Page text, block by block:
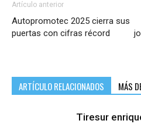
Artículo anterior
Autopromotec 2025 cierra sus
puertas con cifras récord
ARTÍCULO RELACIONADOS MÁS
Tiresur